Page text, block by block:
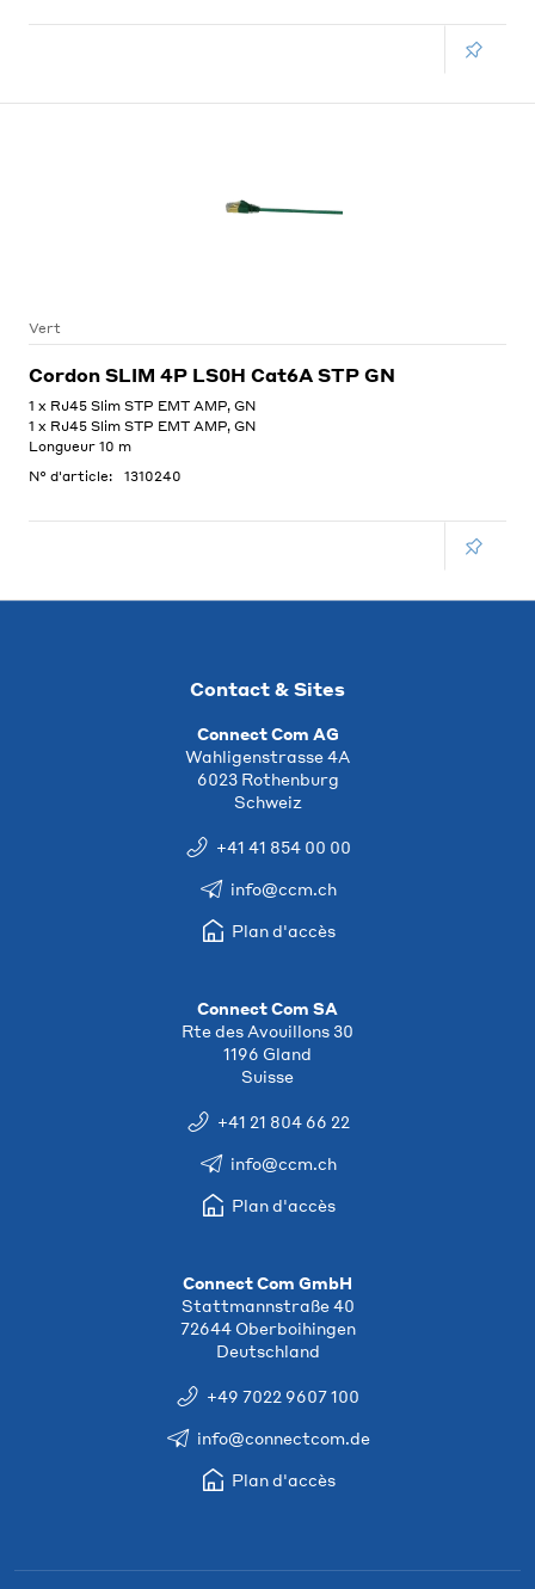
Vert
Cordon SLIM 4P LS0H Cat6A STP GN
1 x RJ45 Slim STP EMT AMP, GN
1 x RJ45 Slim STP EMT AMP, GN
Longueur 10 m
N° d'article:
1310240
Contact & Sites
Connect Com AG
Wahligenstrasse 4A
6023 Rothenburg
Schweiz
+41 41 854 00 00
info@ccm.ch
Plan d'accès
Connect Com SA
Rte des Avouillons 30
1196 Gland
Suisse
+41 21 804 66 22
info@ccm.ch
Plan d'accès
Connect Com GmbH
Stattmannstraße 40
72644 Oberboihingen
Deutschland
+49 7022 9607 100
info@connectcom.de
Plan d'accès